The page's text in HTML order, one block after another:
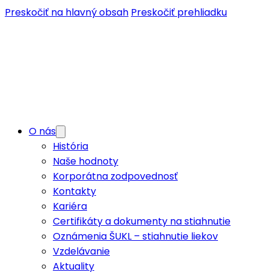
Preskočiť na hlavný obsah Preskočiť prehliadku
O nás
História
Naše hodnoty
Korporátna zodpovednosť
Kontakty
Kariéra
Certifikáty a dokumenty na stiahnutie
Oznámenia ŠUKL – stiahnutie liekov
Vzdelávanie
Aktuality